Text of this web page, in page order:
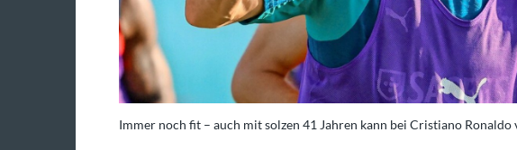
Immer noch fit – auch mit solzen 41 Jahren kann bei Cristiano Ronaldo